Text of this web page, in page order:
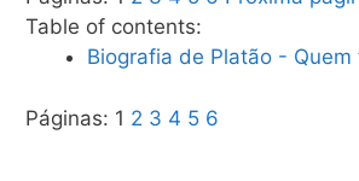
Table of contents:
Biografia de Platão -
Páginas: 1 2 3 4 5 6